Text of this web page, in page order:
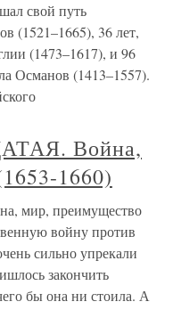
свой путь
(1521–1665), 36 лет,
(1473–1617), и 96
Османов (1413–1557).
Война,
1660)
преимущество
войну против
сильно упрекали
закончить
бы она ни стоила. А